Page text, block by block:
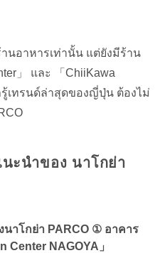
นอาหารเท่านั้น แต่ยังมีร้าน
」 และ 「ChiiKawa
เทรนด์ล่าสุดของญี่ปุ่น ต้องไม่
ะนำของ นาโกย่า
าโกย่า PARCO ① อาคาร
NAGOYA」